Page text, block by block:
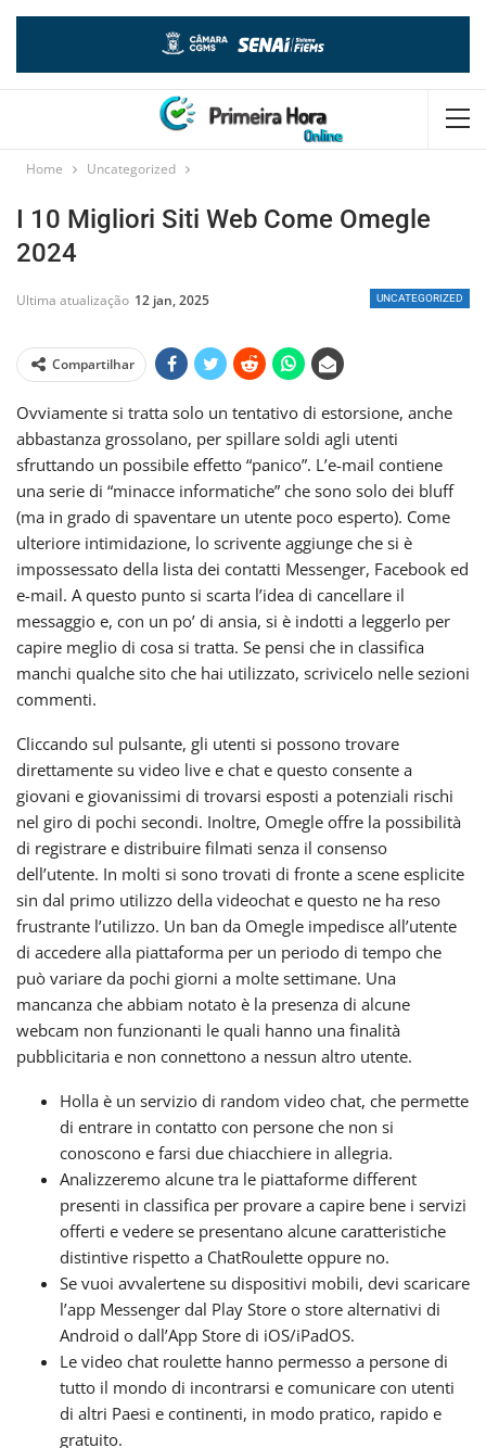
Home Uncategorized
I 10 Migliori Siti Web Come Omegle
2024
UNCATEGORIZED
Ultima atualização 12 jan, 2025
Compartilhar
Ovviamente si tratta solo un tentativo di estorsione, anche
abbastanza grossolano, per spillare soldi agli utenti
sfruttando un possibile effetto “panico”. L’e-mail contiene
una serie di “minacce informatiche” che sono solo dei bluff
(ma in grado di spaventare un utente poco esperto). Come
ulteriore intimidazione, lo scrivente aggiunge che si è
impossessato della lista dei contatti Messenger, Facebook ed
e-mail. A questo punto si scarta l’idea di cancellare il
messaggio e, con un po’ di ansia, si è indotti a leggerlo per
capire meglio di cosa si tratta. Se pensi che in classifica
manchi qualche sito che hai utilizzato, scrivicelo nelle sezioni
commenti.
Cliccando sul pulsante, gli utenti si possono trovare
direttamente su video live e chat e questo consente a
giovani e giovanissimi di trovarsi esposti a potenziali rischi
nel giro di pochi secondi. Inoltre, Omegle offre la possibilità
di registrare e distribuire filmati senza il consenso
dell’utente. In molti si sono trovati di fronte a scene esplicite
sin dal primo utilizzo della videochat e questo ne ha reso
frustrante l’utilizzo. Un ban da Omegle impedisce all’utente
di accedere alla piattaforma per un periodo di tempo che
può variare da pochi giorni a molte settimane. Una
mancanza che abbiam notato è la presenza di alcune
webcam non funzionanti le quali hanno una finalità
pubblicitaria e non connettono a nessun altro utente.
Holla è un servizio di random video chat, che permette
di entrare in contatto con persone che non si
conoscono e farsi due chiacchiere in allegria.
Analizzeremo alcune tra le piattaforme different
presenti in classifica per provare a capire bene i servizi
offerti e vedere se presentano alcune caratteristiche
distintive rispetto a ChatRoulette oppure no.
Se vuoi avvalertene su dispositivi mobili, devi scaricare
l’app Messenger dal Play Store o store alternativi di
Android o dall’App Store di iOS/iPadOS.
Le video chat roulette hanno permesso a persone di
tutto il mondo di incontrarsi e comunicare con utenti
di altri Paesi e continenti, in modo pratico, rapido e
gratuito.